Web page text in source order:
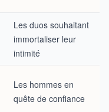
Les duos souhaitant
immortaliser leur
intimité
Les hommes en
quête de confiance